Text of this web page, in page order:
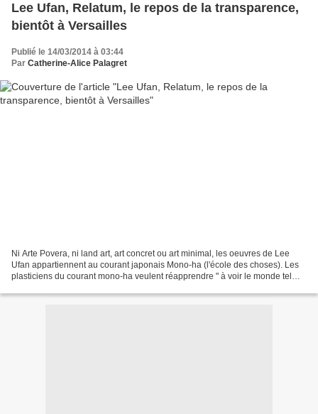
Lee Ufan, Relatum, le repos de la transparence,
bientôt à Versailles
Publié le 14/03/2014 à 03:44
Par Catherine-Alice Palagret
Ni Arte Povera, ni land art, art concret ou art minimal, les oeuvres de Lee
Ufan appartiennent au courant japonais Mono-ha (l'école des choses). Les
plasticiens du courant mono-ha veulent réapprendre " à voir le monde tel